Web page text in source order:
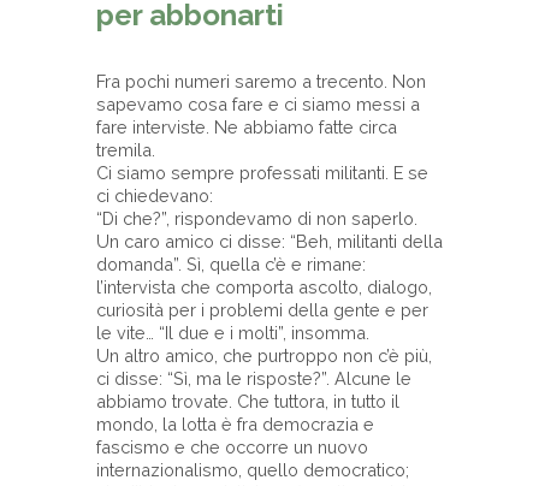
per abbonarti
Fra pochi numeri saremo a trecento. Non
sapevamo cosa fare e ci siamo messi a
fare interviste. Ne abbiamo fatte circa
tremila.
Ci siamo sempre professati militanti. E se
ci chiedevano:
“Di che?”, rispondevamo di non saperlo.
Un caro amico ci disse: “Beh, militanti della
domanda”. Sì, quella c’è e rimane:
l’intervista che comporta ascolto, dialogo,
curiosità per i problemi della gente e per
le vite… “Il due e i molti”, insomma.
Un altro amico, che purtroppo non c’è più,
ci disse: “Sì, ma le risposte?”. Alcune le
abbiamo trovate. Che tuttora, in tutto il
mondo, la lotta è fra democrazia e
fascismo e che occorre un nuovo
internazionalismo, quello democratico;